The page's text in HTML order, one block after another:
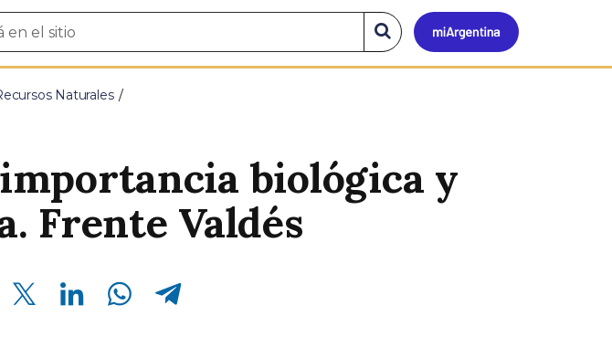
Mi
Buscar
en
el
Naturales
biológica y
Frente Valdés
Compartir en Twitter Compartir en Linkedin Compartir en Whatsapp Compartir en Telegram